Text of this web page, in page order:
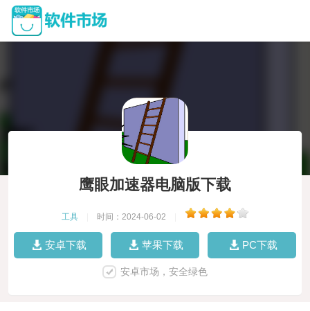
鹰眼加速器电脑版下载
工具 时间：2024-06-02
安卓下载 苹果下载 PC下载
安卓市场，安全绿色